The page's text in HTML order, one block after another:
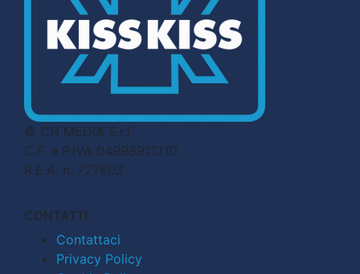
© CN MEDIA S.r.l.
C.F. e P.IVA 04998911210
R.E.A. n. 727803
CONTATTI
Contattaci
Privacy Policy